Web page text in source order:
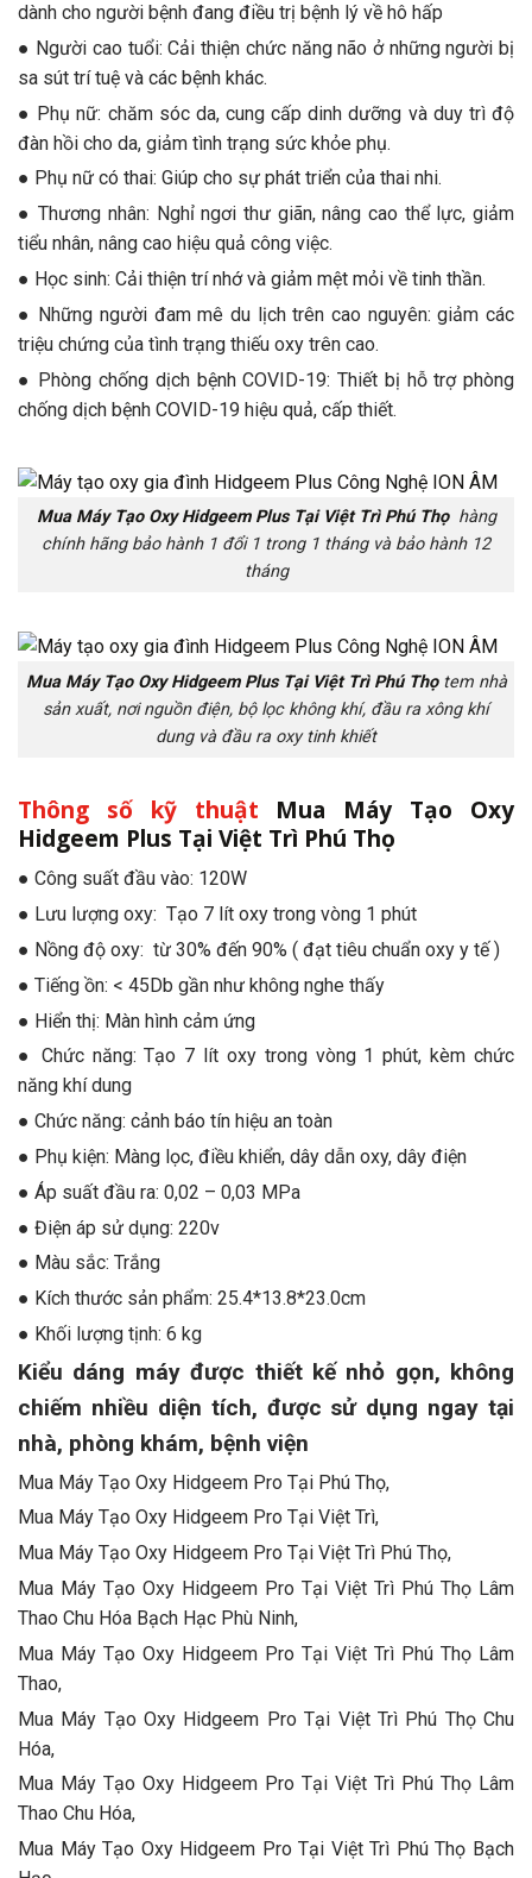
dành cho người bệnh đang điều trị bệnh lý về hô hấp
● Người cao tuổi: Cải thiện chức năng não ở những người bị
sa sút trí tuệ và các bệnh khác.
● Phụ nữ: chăm sóc da, cung cấp dinh dưỡng và duy trì độ
đàn hồi cho da, giảm tình trạng sức khỏe phụ.
● Phụ nữ có thai: Giúp cho sự phát triển của thai nhi.
● Thương nhân: Nghỉ ngơi thư giãn, nâng cao thể lực, giảm
tiểu nhân, nâng cao hiệu quả công việc.
● Học sinh: Cải thiện trí nhớ và giảm mệt mỏi về tinh thần.
● Những người đam mê du lịch trên cao nguyên: giảm các
triệu chứng của tình trạng thiếu oxy trên cao.
● Phòng chống dịch bệnh COVID-19: Thiết bị hỗ trợ phòng
chống dịch bệnh COVID-19 hiệu quả, cấp thiết.
Mua Máy Tạo Oxy Hidgeem Plus Tại Việt Trì Phú Thọ hàng
chính hãng bảo hành 1 đổi 1 trong 1 tháng và bảo hành 12
tháng
Mua Máy Tạo Oxy Hidgeem Plus Tại Việt Trì Phú Thọ tem nhà
sản xuất, nơi nguồn điện, bộ lọc không khí, đầu ra xông khí
dung và đầu ra oxy tinh khiết
Thông số kỹ thuật Mua Máy Tạo Oxy
Hidgeem Plus Tại Việt Trì Phú Thọ
● Công suất đầu vào: 120W
● Lưu lượng oxy: Tạo 7 lít oxy trong vòng 1 phút
● Nồng độ oxy: từ 30% đến 90% ( đạt tiêu chuẩn oxy y tế )
● Tiếng ồn: < 45Db gần như không nghe thấy
● Hiển thị: Màn hình cảm ứng
● Chức năng: Tạo 7 lít oxy trong vòng 1 phút, kèm chức
năng khí dung
● Chức năng: cảnh báo tín hiệu an toàn
● Phụ kiện: Màng lọc, điều khiển, dây dẫn oxy, dây điện
● Áp suất đầu ra: 0,02 – 0,03 MPa
● Điện áp sử dụng: 220v
● Màu sắc: Trắng
● Kích thước sản phẩm: 25.4*13.8*23.0cm
● Khối lượng tịnh: 6 kg
Kiểu dáng máy được thiết kế nhỏ gọn, không
chiếm nhiều diện tích, được sử dụng ngay tại
nhà, phòng khám, bệnh viện
Mua Máy Tạo Oxy Hidgeem Pro Tại Phú Thọ,
Mua Máy Tạo Oxy Hidgeem Pro Tại Việt Trì,
Mua Máy Tạo Oxy Hidgeem Pro Tại Việt Trì Phú Thọ,
Mua Máy Tạo Oxy Hidgeem Pro Tại Việt Trì Phú Thọ Lâm
Thao Chu Hóa Bạch Hạc Phù Ninh,
Mua Máy Tạo Oxy Hidgeem Pro Tại Việt Trì Phú Thọ Lâm
Thao,
Mua Máy Tạo Oxy Hidgeem Pro Tại Việt Trì Phú Thọ Chu
Hóa,
Mua Máy Tạo Oxy Hidgeem Pro Tại Việt Trì Phú Thọ Lâm
Thao Chu Hóa,
Mua Máy Tạo Oxy Hidgeem Pro Tại Việt Trì Phú Thọ Bạch